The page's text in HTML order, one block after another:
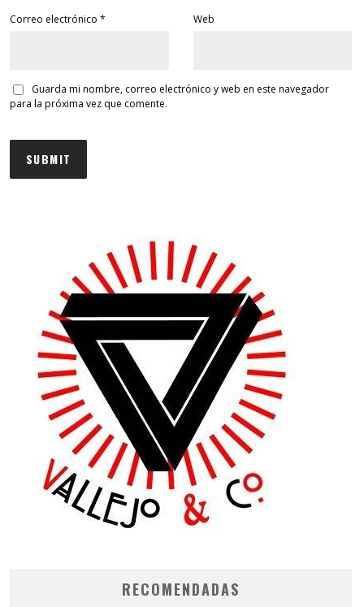
Correo electrónico * Web
Guarda mi nombre, correo electrónico y web en este navegador
para la próxima vez que comente.
RECOMENDADAS